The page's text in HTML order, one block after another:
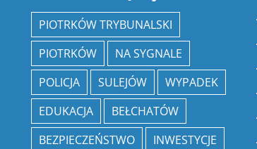
PIOTRKÓW TRYBUNALSKI
PIOTRKÓW
NA SYGNALE
POLICJA
SULEJÓW
WYPADEK
EDUKACJA
BEŁCHATÓW
BEZPIECZEŃSTWO
INWESTYCJE